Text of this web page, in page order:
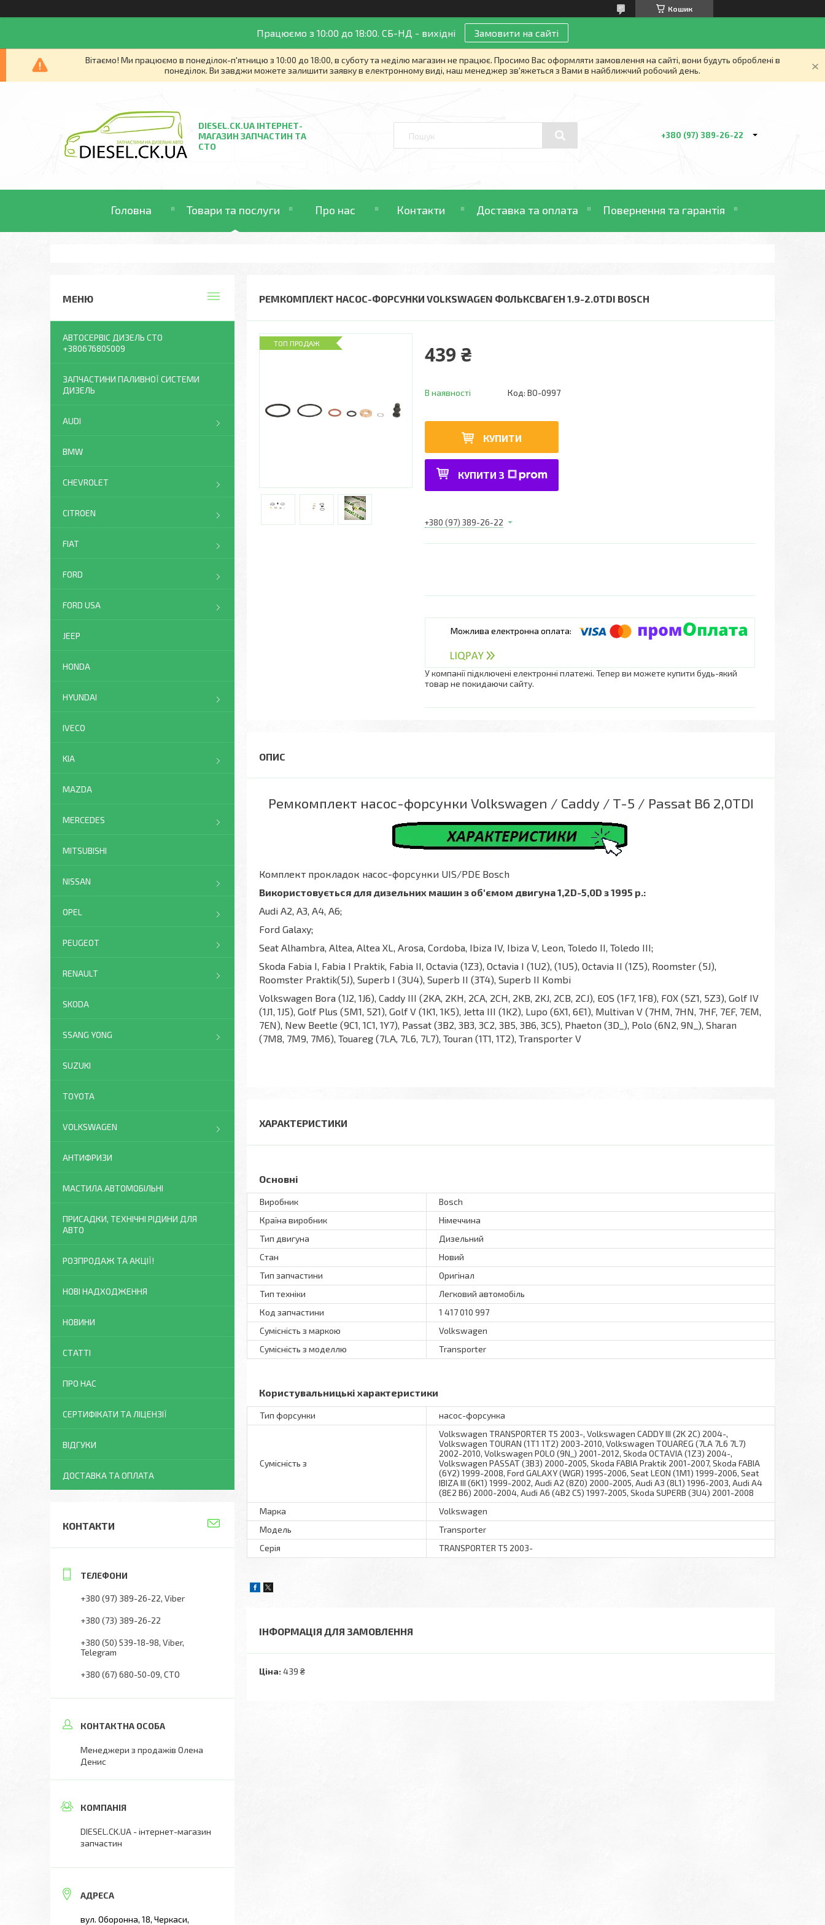
Кошик
Працюємо з 10:00 до 18:00. СБ-НД - вихідні Замовити на сайті
Вітаємо! Ми працюємо в понеділок-п'ятницю з 10:00 до 18:00, в суботу та неділю магазин не працює. Просимо Вас оформляти замовлення на сайті, вони будуть оброблені в
понеділок. Ви завджи можете залишити заявку в електронному виді, наш менеджер зв'яжеться з Вами в найближчий робочий день.
DIESEL.CK.UA ІНТЕРНЕТ-
МАГАЗИН ЗАПЧАСТИН ТА
СТО
+380 (97) 389-26-22
Головна Товари та послуги Про нас Контакти Доставка та оплата Повернення та гарантія
РЕМКОМПЛЕКТ НАСОС-ФОРСУНКИ VOLKSWAGEN ФОЛЬКСВАГЕН 1.9-2.0TDI BOSCH
ТОП ПРОДАЖ 439 ₴
В наявності Код: BO-0997
КУПИТИ
КУПИТИ З
+380 (97) 389-26-22
У компанії підключені електронні платежі. Тепер ви можете купити будь-який
товар не покидаючи сайту.
Ремкомплект насос-форсунки Volkswagen / Caddy / T-5 / Passat B6 2,0TDI
Комплект прокладок насос-форсунки UIS/PDE Bosch
Використовується для дизельних машин з об'ємом двигуна 1,2D-5,0D з 1995 р.:
Audi A2, A3, A4, A6;
Ford Galaxy;
Seat Alhambra, Altea, Altea XL, Arosa, Cordoba, Ibiza IV, Ibiza V, Leon, Toledo II, Toledo III;
Skoda Fabia I, Fabia I Praktik, Fabia II, Octavia (1Z3), Octavia I (1U2), (1U5), Octavia II (1Z5), Roomster (5J),
Roomster Praktik(5J), Superb I (3U4), Superb II (3T4), Superb II Kombi
Volkswagen Bora (1J2, 1J6), Caddy III (2KA, 2KH, 2CA, 2CH, 2KB, 2KJ, 2CB, 2CJ), EOS (1F7, 1F8), FOX (5Z1, 5Z3), Golf IV
(1J1, 1J5), Golf Plus (5M1, 521), Golf V (1K1, 1K5), Jetta III (1K2), Lupo (6X1, 6E1), Multivan V (7HM, 7HN, 7HF, 7EF, 7EM,
7EN), New Beetle (9C1, 1C1, 1Y7), Passat (3B2, 3B3, 3C2, 3B5, 3B6, 3C5), Phaeton (3D_), Polo (6N2, 9N_), Sharan
(7M8, 7M9, 7M6), Touareg (7LA, 7L6, 7L7), Touran (1T1, 1T2), Transporter V
ХАРАКТЕРИСТИКИ
Основні
Виробник
Bosch
Країна виробник
Німеччина
Тип двигуна
Дизельний
Стан
Новий
Тип запчастини
Оригінал
Тип техніки
Легковий автомобіль
Код запчастини
1 417 010 997
Сумісність з маркою
Volkswagen
Сумісність з моделлю
Transporter
Користувальницькі характеристики
Тип форсунки насос-форсунка
Сумісність з
Volkswagen TRANSPORTER T5 2003-, Volkswagen CADDY III (2K 2C) 2004-,
Volkswagen TOURAN (1T1 1T2) 2003-2010, Volkswagen TOUAREG (7LA 7L6 7L7)
2002-2010, Volkswagen POLO (9N_) 2001-2012, Skoda OCTAVIA (1Z3) 2004-,
Volkswagen PASSAT (3B3) 2000-2005, Skoda FABIA Praktik 2001-2007, Skoda FABIA
(6Y2) 1999-2008, Ford GALAXY (WGR) 1995-2006, Seat LEON (1M1) 1999-2006, Seat
IBIZA III (6K1) 1999-2002, Audi A2 (8Z0) 2000-2005, Audi A3 (8L1) 1996-2003, Audi A4
(8E2 B6) 2000-2004, Audi A6 (4B2 C5) 1997-2005, Skoda SUPERB (3U4) 2001-2008
Марка
Volkswagen
Модель
Transporter
Серія
TRANSPORTER T5 2003-
ІНФОРМАЦІЯ ДЛЯ ЗАМОВЛЕННЯ
Ціна: 439 ₴
АВТОСЕРВІС ДИЗЕЛЬ СТО
+380676805009
ЗАПЧАСТИНИ ПАЛИВНОЇ СИСТЕМИ
ДИЗЕЛЬ
AUDI
BMW
CHEVROLET
CITROEN
FIAT
FORD
FORD USA
JEEP
HONDA
HYUNDAI
IVECO
KIA
MAZDA
MERCEDES
MITSUBISHI
NISSAN
OPEL
PEUGEOT
RENAULT
SKODA
SSANG YONG
SUZUKI
TOYOTA
VOLKSWAGEN
АНТИФРИЗИ
МАСТИЛА АВТОМОБІЛЬНІ
ПРИСАДКИ, ТЕХНІЧНІ РІДИНИ ДЛЯ
АВТО
РОЗПРОДАЖ ТА АКЦІЇ!
НОВІ НАДХОДЖЕННЯ
НОВИНИ
СТАТТІ
ПРО НАС
СЕРТИФІКАТИ ТА ЛІЦЕНЗІЇ
ВІДГУКИ
ДОСТАВКА ТА ОПЛАТА
КОНТАКТИ
+380 (97) 389-26-22 Viber
+380 (73) 389-26-22
+380 (50) 539-18-98 Viber,
Telegram
+380 (67) 680-50-09 СТО
Менеджери з продажів Олена
Денис
DIESEL.CK.UA - інтернет-магазин
запчастин
вул. Оборонна, 18, Черкаси,